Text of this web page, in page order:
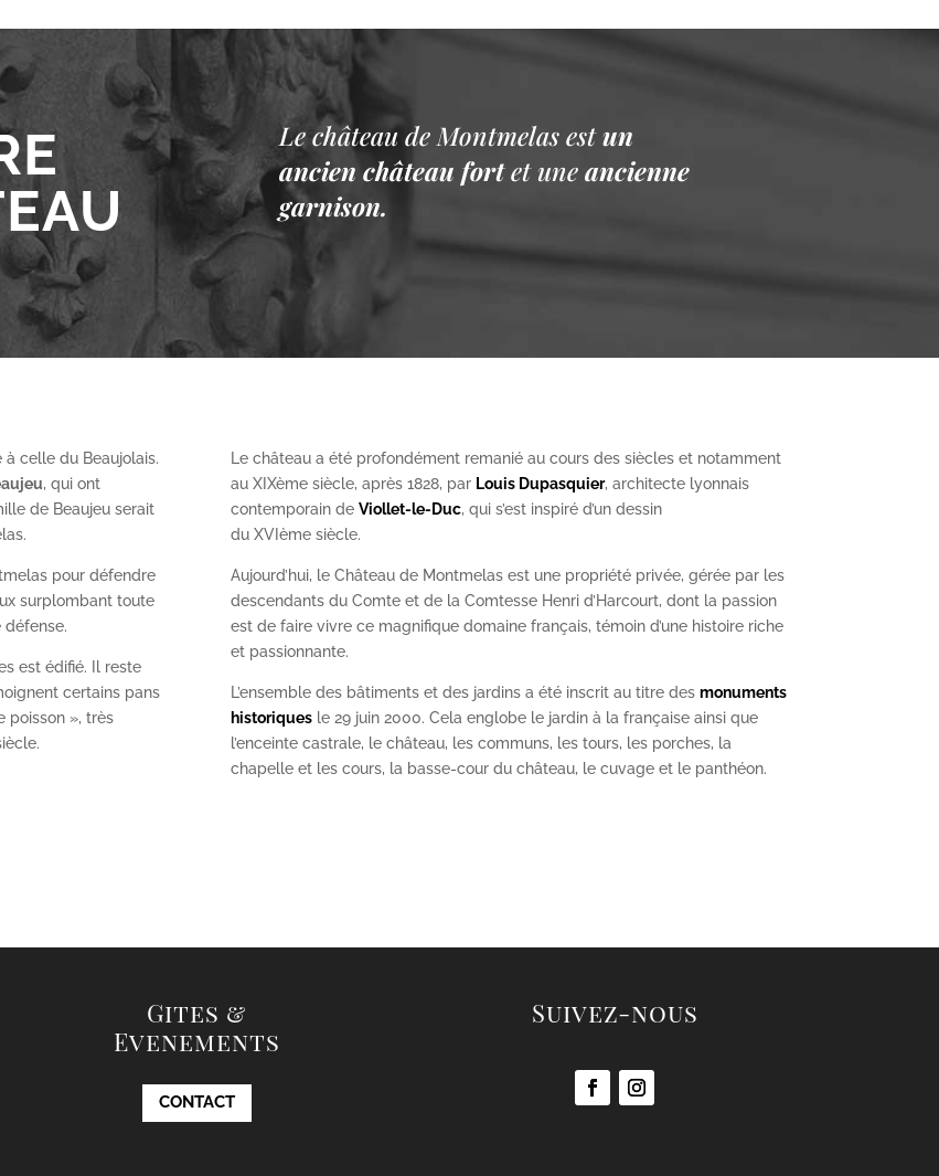
Le château de Montmelas est un
ancien château fort et une ancienne
garnison.
celle du Beaujolais.
, qui ont
de Beaujeu serait
pour défendre
surplombant toute
défense.
est édifié. Il reste
certains pans
poisson », très
Le château a été profondément remanié au cours des siècles et notamment
au XIXèmesiècle, après 1828, par Louis Dupasquier, architecte lyonnais
contemporain de Viollet-le-Duc, qui s’est inspiré d’un dessin
du XVI èmesiècle.
Aujourd’hui, le Château de Montmelas est une propriété privée, gérée par les
descendants du Comte et de la Comtesse Henri d’Harcourt, dont la passion
est de faire vivre ce magnifique domaine français, témoin d’une histoire riche
et passionnante.
L’ensemble des bâtiments et des jardins a été inscrit au titre des monuments
historiquesle 29 juin 2000. Cela englobe le jardin à la française ainsi que
l’enceinte castrale, le château, les communs, les tours, les porches, la
chapelle et les cours, la basse-cour du château, le cuvage et le panthéon.
Gites &
Evenements
CONTACT
Suivez-nous